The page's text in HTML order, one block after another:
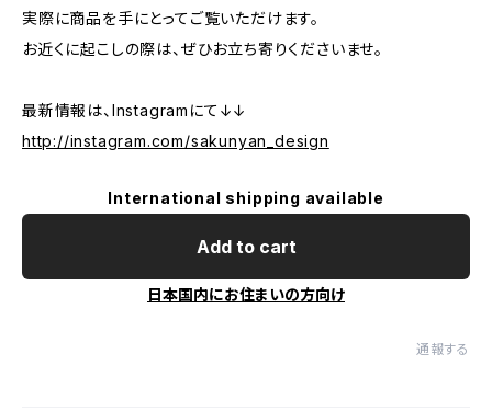
実際に商品を手にとってご覧いただけます。
お近くに起こしの際は、ぜひお立ち寄りくださいませ。
最新情報は、Instagramにて↓↓
http://instagram.com/sakunyan_design
International shipping available
Add to cart
日本国内にお住まいの方向け
通報する